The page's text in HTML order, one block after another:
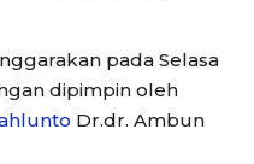
pada Selasa
dipimpin oleh
Dr.dr. Ambun